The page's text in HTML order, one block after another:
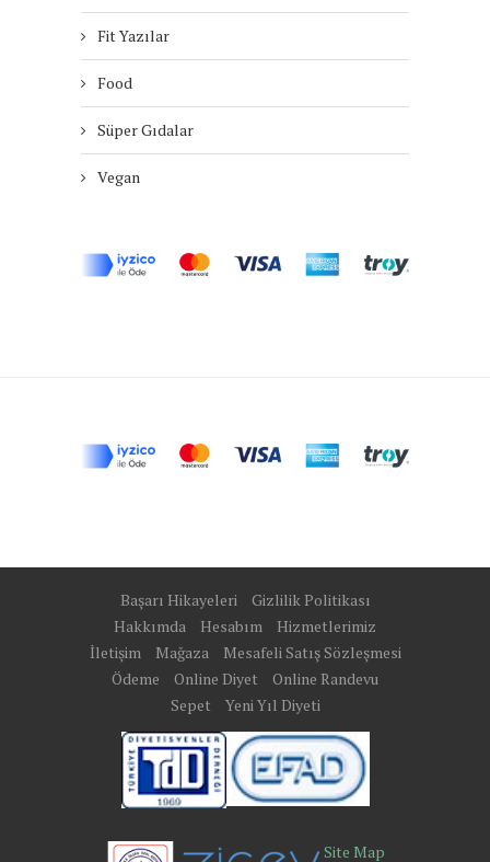
Fit Yazılar
Food
Süper Gıdalar
Vegan
Başarı Hikayeleri
Gizlilik Politikası
Hakkımda
Hesabım
Hizmetlerimiz
İletişim
Mağaza
Mesafeli Satış Sözleşmesi
Ödeme
Online Diyet
Online Randevu
Sepet
Yeni Yıl Diyeti
Site Map